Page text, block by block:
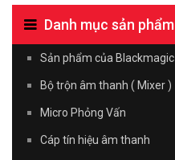
Danh mục sản phẩm
Sản phẩm của Blackmagic
Bộ trộn âm thanh ( Mixer )
Micro Phỏng Vấn
Cáp tín hiệu âm thanh